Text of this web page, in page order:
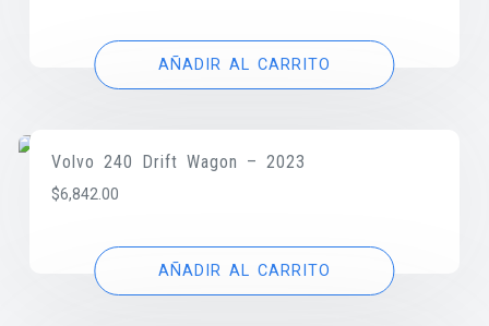
AÑADIR AL CARRITO
Volvo 240 Drift Wagon – 2023
$6,842.00
AÑADIR AL CARRITO